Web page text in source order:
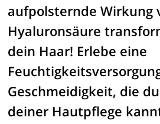
aufpolsternde Wirkung
Hyaluronsäure
dein Haar! Erlebe eine
Geschmeidigkeit, die
deiner Hautpflege